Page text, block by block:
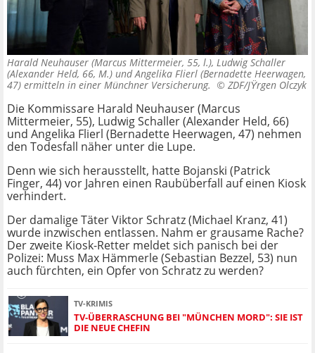
Harald Neuhauser (Marcus Mittermeier, 55, l.), Ludwig Schaller
(Alexander Held, 66, M.) und Angelika Flierl (Bernadette Heerwagen,
47) ermitteln in einer Münchner Versicherung. © ZDF/JŸrgen Olczyk
Die Kommissare Harald Neuhauser (Marcus
Mittermeier, 55), Ludwig Schaller (Alexander Held, 66)
und Angelika Flierl (Bernadette Heerwagen, 47) nehmen
den Todesfall näher unter die Lupe.
Denn wie sich herausstellt, hatte Bojanski (Patrick
Finger, 44) vor Jahren einen Raubüberfall auf einen Kiosk
verhindert.
Der damalige Täter Viktor Schratz (Michael Kranz, 41)
wurde inzwischen entlassen. Nahm er grausame Rache?
Der zweite Kiosk-Retter meldet sich panisch bei der
Polizei: Muss Max Hämmerle (Sebastian Bezzel, 53) nun
auch fürchten, ein Opfer von Schratz zu werden?
TV-KRIMIS
TV-ÜBERRASCHUNG BEI "MÜNCHEN MORD": SIE IST
DIE NEUE CHEFIN